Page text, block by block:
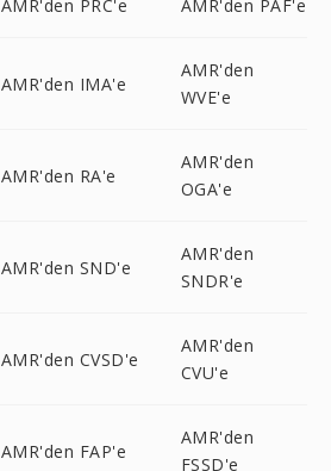
AMR'den PRC'e AMR'den PAF'e
AMR'den IMA'e
AMR'den
WVE'e
AMR'den RA'e
AMR'den
OGA'e
AMR'den SND'e
AMR'den
SNDR'e
AMR'den CVSD'e
AMR'den
CVU'e
AMR'den FAP'e
AMR'den
FSSD'e